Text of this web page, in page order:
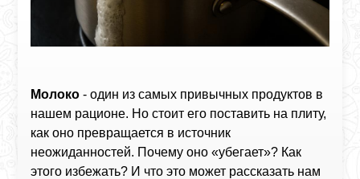
Молоко - один из самых привычных продуктов в
нашем рационе. Но стоит его поставить на плиту,
как оно превращается в источник
неожиданностей. Почему оно «убегает»? Как
этого избежать? И что это может рассказать нам